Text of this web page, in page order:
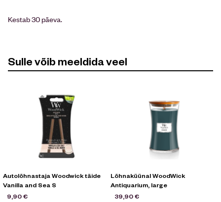
Kestab 30 päeva.
Sulle võib meeldida veel
Autolõhnastaja Woodwick täide
Vanilla and Sea S
9,90€
Lõhnaküünal WoodWick
Antiquarium, large
39,90€